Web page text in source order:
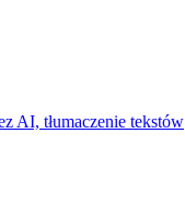
AI, tłumaczenie tekstów